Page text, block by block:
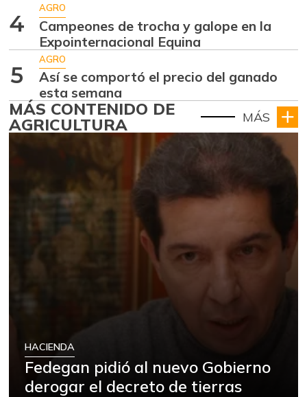
4
AGRO
Campeones de trocha y galope en la
Expointernacional Equina
5
AGRO
Así se comportó el precio del ganado
esta semana
MÁS CONTENIDO DE
AGRICULTURA MÁS
HACIENDA
Fedegan pidió al nuevo Gobierno
derogar el decreto de tierras